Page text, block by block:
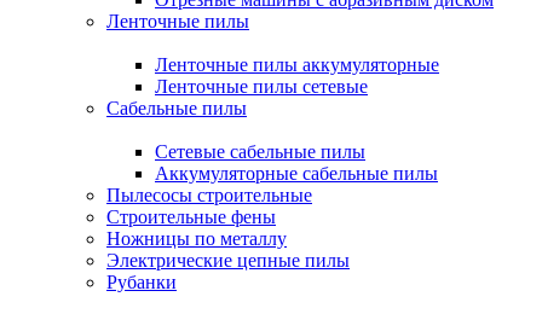
Ленточные пилы
Ленточные пилы аккумуляторные
Ленточные пилы сетевые
Сабельные пилы
Сетевые сабельные пилы
Аккумуляторные сабельные пилы
Пылесосы строительные
Строительные фены
Ножницы по металлу
Электрические цепные пилы
Рубанки